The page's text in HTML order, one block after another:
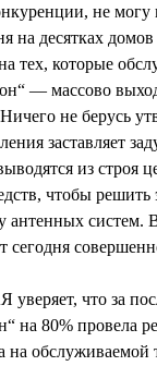
не могу
на десятках
тех, которые
— массово
не берусь
заставляет
из строя
чтобы решить
антенных систем.
сегодня
что за
на 80% провела
на обслуживаемой